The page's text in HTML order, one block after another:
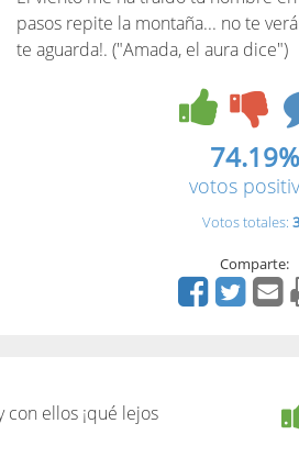
pasos repite la montaña... no te
te aguarda!. ("Amada, el aura dice")
74.19%
votos
Votos totales:
Comparte:
con ellos ¡qué lejos